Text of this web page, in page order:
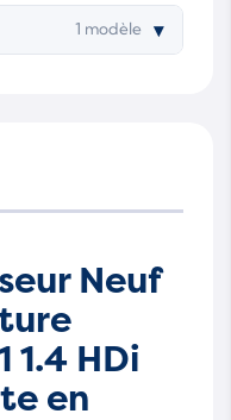
1 modèle ▾
Neuf
1.4 HDi
en